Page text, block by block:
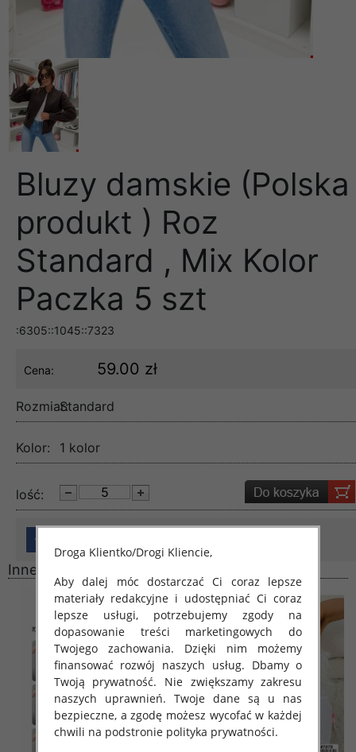
Bluzy damskie (Polska
produkt ) Roz
Standard , Mix Kolor
Paczka 5 szt
:6305::1045::7323
Cena: 59.00 zł
Rozmiar:Standard
Kolor: 1 kolor
lość:
Inne produkty
Droga Klientko/Drogi Kliencie,
Aby dalej móc dostarczać Ci coraz lepsze
materiały redakcyjne i udostępniać Ci coraz
lepsze usługi, potrzebujemy zgody na
dopasowanie treści marketingowych do
Twojego zachowania. Dzięki nim możemy
finansować rozwój naszych usług. Dbamy o
Twoją prywatność. Nie zwiększamy zakresu
naszych uprawnień. Twoje dane są u nas
bezpieczne, a zgodę możesz wycofać w każdej
chwili na podstronie polityka prywatności.